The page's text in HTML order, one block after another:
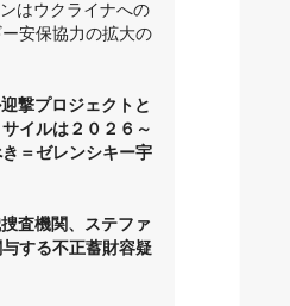
はウクライナへの
安保協力の拡大の
撃プロジェクトと
イルは２０２６～
＝ゼレンシキー宇
査機関、ステファ
する不正蓄財容疑